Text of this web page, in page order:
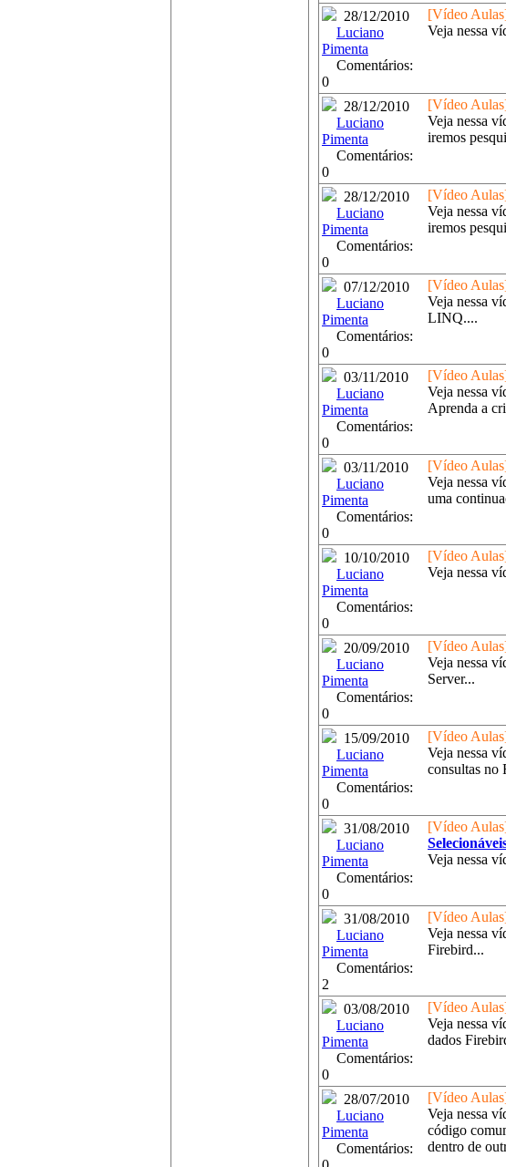
28/12/2010
Luciano
Pimenta
Comentários:
0
[Vídeo
Veja nessa
28/12/2010
Luciano
Pimenta
Comentários:
0
[Vídeo
Veja nessa
iremos
28/12/2010
Luciano
Pimenta
Comentários:
0
[Vídeo
Veja nessa
iremos
07/12/2010
Luciano
Pimenta
Comentários:
0
[Vídeo
Veja nessa
LINQ....
03/11/2010
Luciano
Pimenta
Comentários:
0
[Vídeo
Veja nessa
Aprenda a
03/11/2010
Luciano
Pimenta
Comentários:
0
[Vídeo
Veja nessa
uma
10/10/2010
Luciano
Pimenta
Comentários:
0
[Vídeo
Veja nessa
20/09/2010
Luciano
Pimenta
Comentários:
0
[Vídeo
Veja nessa
Server...
15/09/2010
Luciano
Pimenta
Comentários:
0
[Vídeo
Veja nessa
consultas no
31/08/2010
Luciano
Pimenta
Comentários:
0
[Vídeo
Veja nessa
31/08/2010
Luciano
Pimenta
Comentários:
2
[Vídeo
Veja nessa
Firebird...
03/08/2010
Luciano
Pimenta
Comentários:
0
[Vídeo
Veja nessa
dados
28/07/2010
Luciano
Pimenta
Comentários:
[Vídeo
Veja nessa
código
dentro de